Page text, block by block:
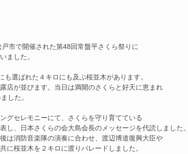
市で開催された第48回常盤平さくら祭りに
ました。
も選ばれた４キロにも及ぶ桜並木があります。
店が並びます。当日は満開のさくらと好天に恵まれ
した。
グセレモニーにて、さくらを守り育てている
し、日本さくらの会大島会長のメッセージを代読しました。
は消防音楽隊の演奏に合わせ、渡辺博道復興大臣や
に桜並木を２キロに渡りパレードしました。